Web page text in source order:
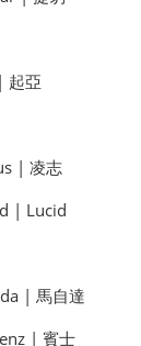
起亞
| 凌志
| Lucid
| 馬自達
| 賓士